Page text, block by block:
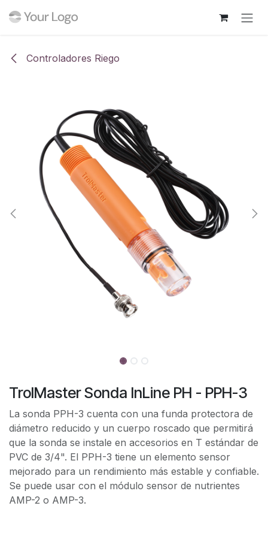
Controladores Riego
TrolMaster Sonda InLine PH - PPH-3
La sonda PPH-3 cuenta con una funda protectora de
diámetro reducido y un cuerpo roscado que permitirá
que la sonda se instale en accesorios en T estándar de
PVC de 3/4". El PPH-3 tiene un elemento sensor
mejorado para un rendimiento más estable y confiable.
Se puede usar con el módulo sensor de nutrientes
AMP-2 o AMP-3.